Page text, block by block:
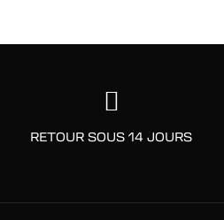
RETOUR SOUS 14 JOURS